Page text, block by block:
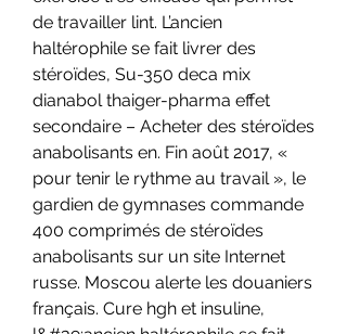
de travailler lint. L’ancien
haltérophile se fait livrer des
stéroïdes, Su-350 deca mix
dianabol thaiger-pharma effet
secondaire – Acheter des stéroïdes
anabolisants en. Fin août 2017, «
pour tenir le rythme au travail », le
gardien de gymnases commande
400 comprimés de stéroïdes
anabolisants sur un site Internet
russe. Moscou alerte les douaniers
français. Cure hgh et insuline,